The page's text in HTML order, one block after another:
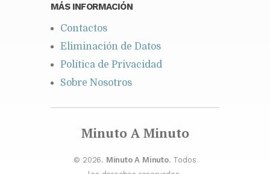
MÁS INFORMACIÓN
Contactos
Eliminación de Datos
Política de Privacidad
Sobre Nosotros
Minuto A Minuto
© 2026. Minuto A Minuto. Todos